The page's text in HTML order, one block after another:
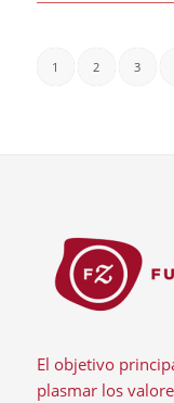
1 2 3
El objetivo
plasmar los